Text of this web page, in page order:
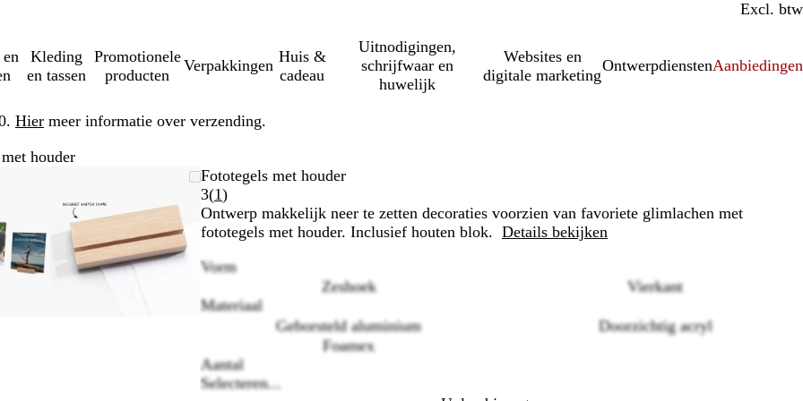
Incl. btw
Excl. btw
Kleding
en tassen
Promotionele
producten
Verpakkingen
Huis &
cadeau
Uitnodigingen,
schrijfwaar en
huwelijk
Websites en
digitale marketing
OntwerpdienstenAanbiedingen
Hier meer informatie over verzending.
houder
Zoombare
minimum
uit
vouwen
en
mintoetsen
om
te
Fototegels met houder
3(1Lees
1
klantbeoordelingen
)
Ontwerp makkelijk neer te zetten decoraties voorzien van favoriete glimlachen met
fototegels met houder. Inclusief houten blok. Details bekijken
Vorm
Zeshoek
Vierkant
Materiaal
Geborsteld aluminium
Doorzichtig acryl
Foamex
Aantal
Selecteren...